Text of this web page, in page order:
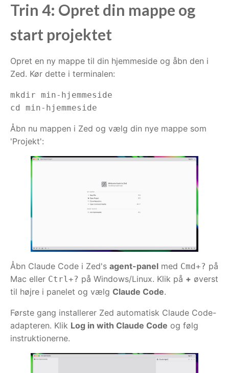
Trin 4: Opret din mappe og
start projektet
Opret en ny mappe til din hjemmeside og åbn den i
Zed. Kør dette i terminalen:
mkdir min-hjemmeside
cd min-hjemmeside
Åbn nu mappen i Zed og vælg din nye mappe som
'Projekt':
Åbn Claude Code i Zed's agent-panel med Cmd+? på
Mac eller Ctrl+? på Windows/Linux. Klik på + øverst
til højre i panelet og vælg Claude Code.
Første gang installerer Zed automatisk Claude Code-
adapteren. Klik Log in with Claude Code og følg
instruktionerne.